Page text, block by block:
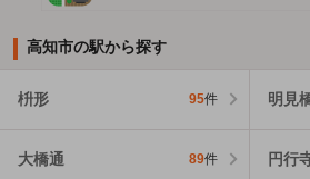
高知市の駅から探す
枡形 95件 明見
大橋通 89件 円行